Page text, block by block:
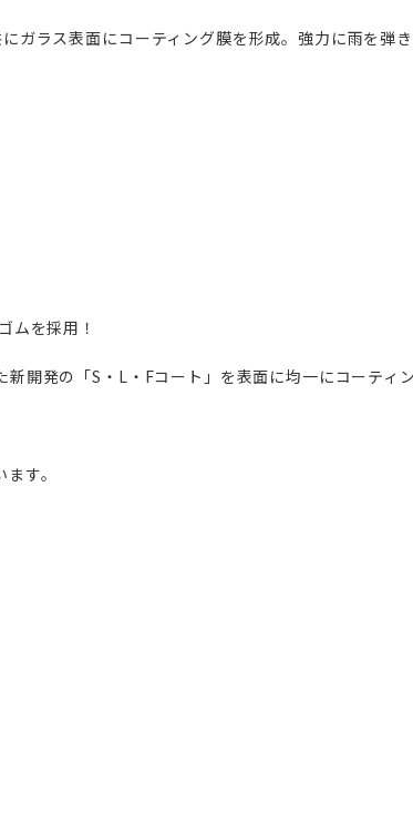
ラス表面にコーティング膜を形成。強力に雨を弾き
ムを採用！
発の「S・L・Fコート」を表面に均一にコーティ
す。